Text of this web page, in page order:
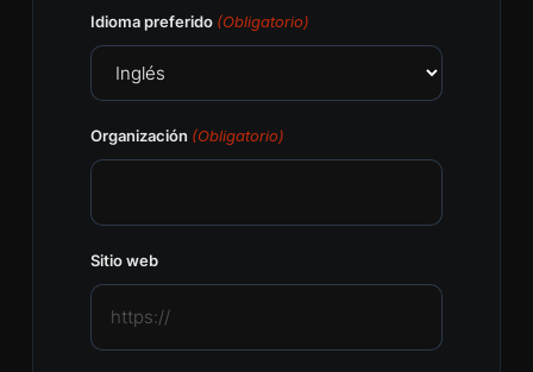
Idioma preferido (Obligatorio)
Organización (Obligatorio)
Sitio web